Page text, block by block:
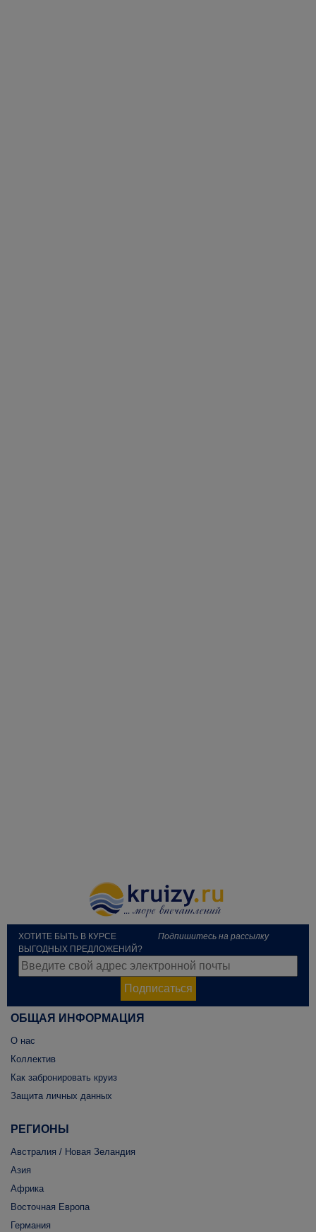
ХОТИТЕ БЫТЬ В КУРСЕ
ВЫГОДНЫХ ПРЕДЛОЖЕНИЙ?
Подпишитесь на рассылку
Подписаться
ОБЩАЯ ИНФОРМАЦИЯ
О нас
Коллектив
Как забронировать круиз
Защита личных данных
РЕГИОНЫ
Австралия / Новая Зеландия
Азия
Африка
Восточная Европа
Германия